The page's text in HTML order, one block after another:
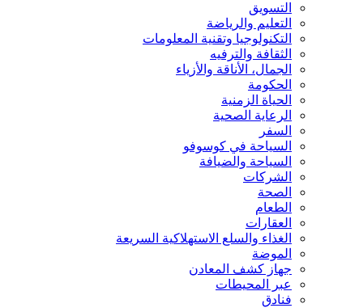
التسويق
التعليم والرياضة
التكنولوجيا وتقنية المعلومات
الثقافة والترفيه
الجمال، الأناقة والأزياء
الحكومة
الحياة الزمنية
الرعاية الصحية
السفر
السياحة في كوسوفو
السياحة والضيافة
الشركات
الصحة
الطعام
العقارات
الغذاء والسلع الاستهلاكية السريعة
الموضة
جهاز كشف المعادن
عبر المحيطات
فنادق